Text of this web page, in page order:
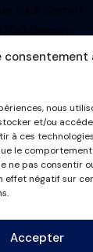
consentement
nous
et/ou
à ces
le comportement
ne pas consentir
effet négatif sur
Accepter
Sadi Carnot
Drancy
: 499710697
Légales
de cookies
générales